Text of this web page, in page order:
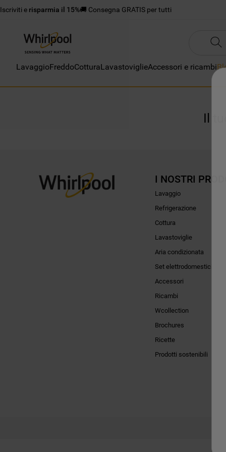
Iscriviti e risparmia il 15%🚚 Consegna GRATIS per tutti
LavaggioFreddoCotturaLavastoviglieAccessori e ricambi
Il
I NOSTRI
Lavaggio
Refrigerazione
Cottura
Lavastoviglie
Aria condizionata
Set elettrodomestici
Accessori
Ricambi
Wcollection
Brochures
Ricette
Prodotti sostenibili